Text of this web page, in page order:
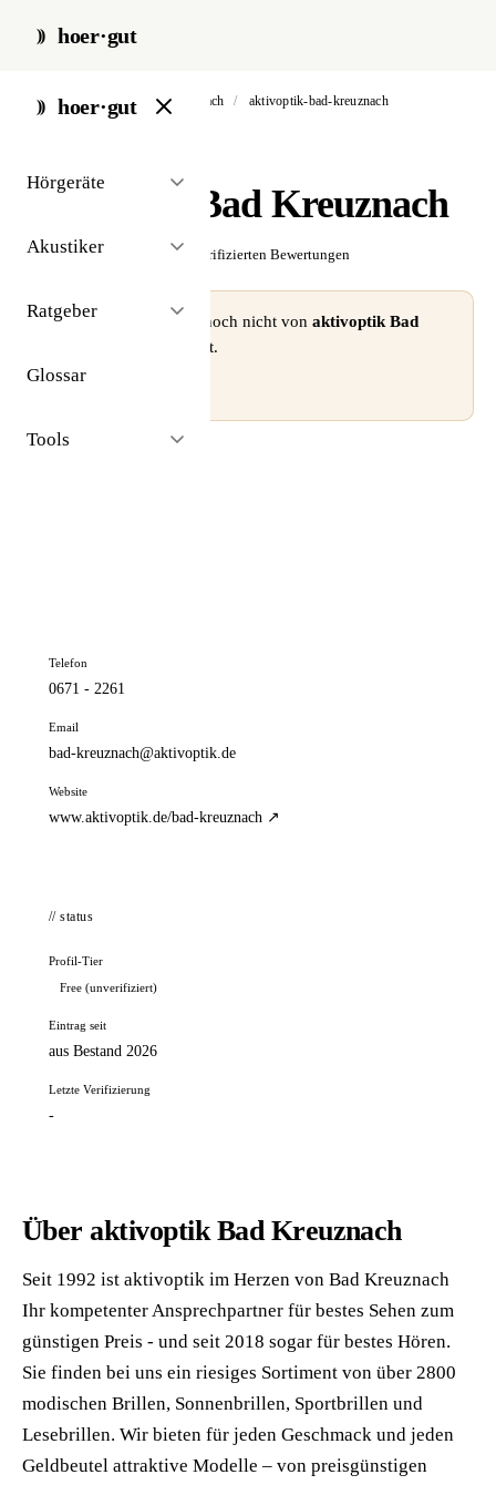
hoer·gut
hoer·gut
Hörgeräte
Akustiker
Ratgeber
Glossar
Tools
start / akustiker / bad kreuznach / aktivoptik-bad-kreuznach
aktivoptik Bad Kreuznach
☆☆☆☆☆ Noch keine verifizierten Bewertungen
⚠ Dieses Profil wurde noch nicht von aktivoptik Bad
beansprucht.
Profil beanspruchen →
Telefon
0671 - 2261
Email
bad-kreuznach@aktivoptik.de
Website
www.aktivoptik.de/bad-kreuznach ↗
// status
Profil-Tier
Free (unverifiziert)
Eintrag seit
aus Bestand 2026
Letzte Verifizierung
-
Über aktivoptik Bad Kreuznach
Seit 1992 ist aktivoptik im Herzen von Bad Kreuznach
Ihr kompetenter Ansprechpartner für bestes Sehen zum
günstigen Preis - und seit 2018 sogar für bestes Hören.
Sie finden bei uns ein riesiges Sortiment von über 2800
modischen Brillen, Sonnenbrillen, Sportbrillen und
Lesebrillen. Wir bieten für jeden Geschmack und jeden
Geldbeutel attraktive Modelle – von preisgünstigen